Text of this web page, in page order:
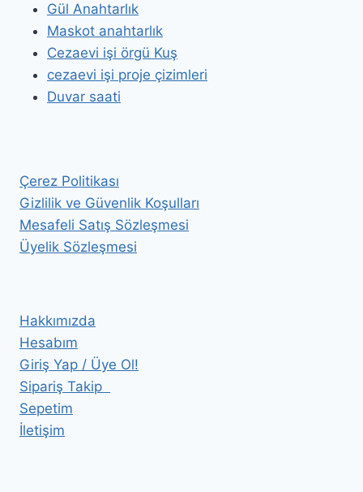
Gül Anahtarlık
Maskot anahtarlık
Cezaevi işi örgü Kuş
cezaevi işi proje çizimleri
Duvar saati
Çerez Politikası
Gizlilik ve Güvenlik Koşulları
Mesafeli Satış Sözleşmesi
Üyelik Sözleşmesi
Hakkımızda
Hesabım
Giriş Yap / Üye Ol!
Sipariş Takip
Sepetim
İletişim